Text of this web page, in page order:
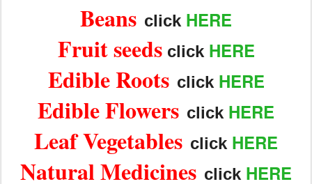
Beans click HERE
Fruit seedsclick HERE
Edible Roots click HERE
Edible Flowers click HERE
Leaf Vegetables click HERE
Natural Medicines click HERE